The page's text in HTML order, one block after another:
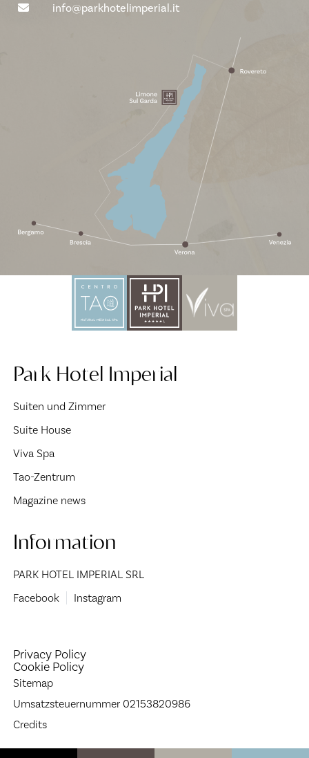
info@parkhotelimperial.it
Park Hotel Imperial
Suiten und Zimmer
Suite House
Viva Spa
Tao-Zentrum
Magazine news
Information
PARK HOTEL IMPERIAL SRL
Facebook
Instagram
Privacy Policy
Cookie Policy
Sitemap
Umsatzsteuernummer 02153820986
Credits